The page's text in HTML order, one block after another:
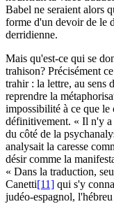
Babel ne seraient alors
forme d'un devoir de le
derridienne.
Mais qu'est-ce qui se
trahison? Précisément
trahir : la lettre, au sens
reprendre la
impossibilité à ce que le
définitivement. « Il n'y a
du côté de la
analysait la caresse
désir comme la
« Dans la traduction,
Canetti[11] qui s'y
judéo-espagnol,